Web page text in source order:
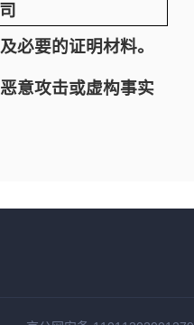
必要的证明材料。
意攻击或虚构事实